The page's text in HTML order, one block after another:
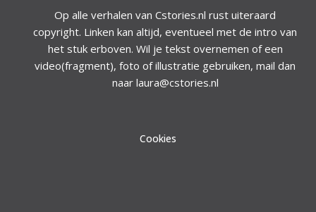
Op alle verhalen van Cstories.nl rust uiteraard
copyright. Linken kan altijd, eventueel met de intro van
het stuk erboven. Wil je tekst overnemen of een
video(fragment), foto of illustratie gebruiken, mail dan
naar laura@cstories.nl
Cookies